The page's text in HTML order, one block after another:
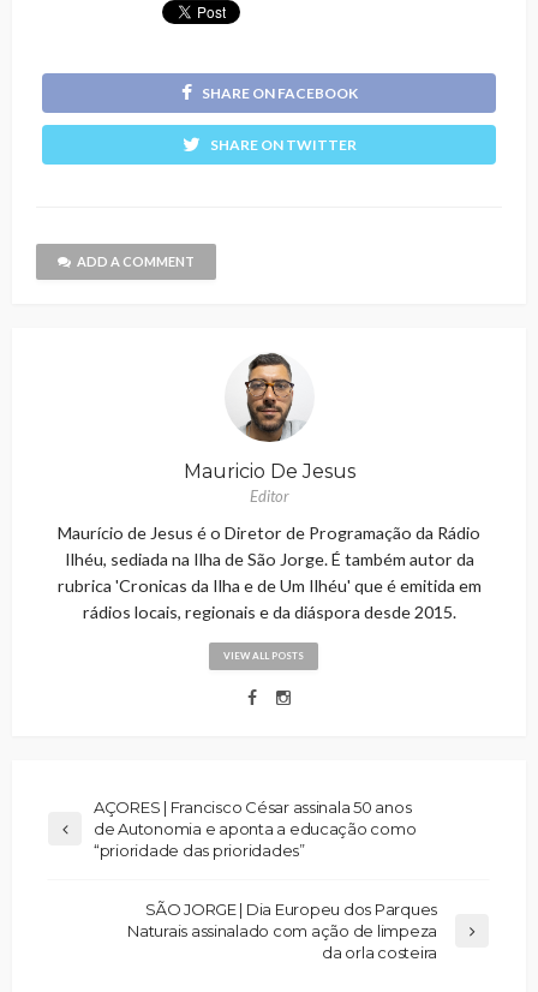
SHARE ON FACEBOOK
SHARE ON TWITTER
ADD A COMMENT
Mauricio De Jesus
Editor
Maurício de Jesus é o Diretor de Programação da Rádio
Ilhéu, sediada na Ilha de São Jorge. É também autor da
rubrica 'Cronicas da Ilha e de Um Ilhéu' que é emitida em
rádios locais, regionais e da diáspora desde 2015.
VIEW ALL POSTS
AÇORES | Francisco César assinala 50 anos
de Autonomia e aponta a educação como
“prioridade das prioridades”
SÃO JORGE | Dia Europeu dos Parques
Naturais assinalado com ação de limpeza
da orla costeira